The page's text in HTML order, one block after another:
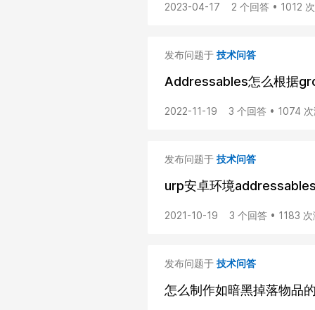
2023-04-17 2 个回答 • 1012
发布问题于 技术问答
Addressables怎么根据
2022-11-19 3 个回答 • 1074
发布问题于 技术问答
urp安卓环境
2021-10-19 3 个回答 • 1183 次
发布问题于 技术问答
怎么制作如暗黑掉落物品